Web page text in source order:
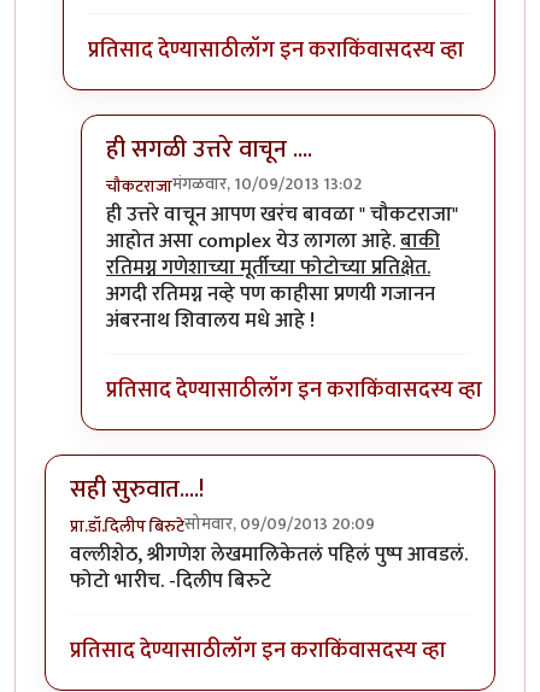
प्रतिसाद देण्यासाठीलॉग इन कराकिंवासदस्य व्हा
ही सगळी उत्तरे वाचून ....
चौकटराजामंगळवार, 10/09/2013 13:02
In reply toकाही उत्तरेbyप्रचेतस
ही उत्तरे वाचून आपण खरंच बावळा " चौकटराजा"
आहोत असा complex येउ लागला आहे.बाकी
रतिमग्न गणेशाच्या मूर्तीच्या फोटोच्या प्रतिक्षेत.
अगदी रतिमग्न नव्हे पण काहीसा प्रणयी गजानन
अंबरनाथ शिवालय मधे आहे !
प्रतिसाद देण्यासाठीलॉग इन कराकिंवासदस्य व्हा
सही सुरुवात....!
प्रा.डॉ.दिलीप बिरुटेसोमवार, 09/09/2013 20:09
वल्लीशेठ, श्रीगणेश लेखमालिकेतलं पहिलं पुष्प आवडलं.
फोटो भारीच. -दिलीप बिरुटे
प्रतिसाद देण्यासाठीलॉग इन कराकिंवासदस्य व्हा